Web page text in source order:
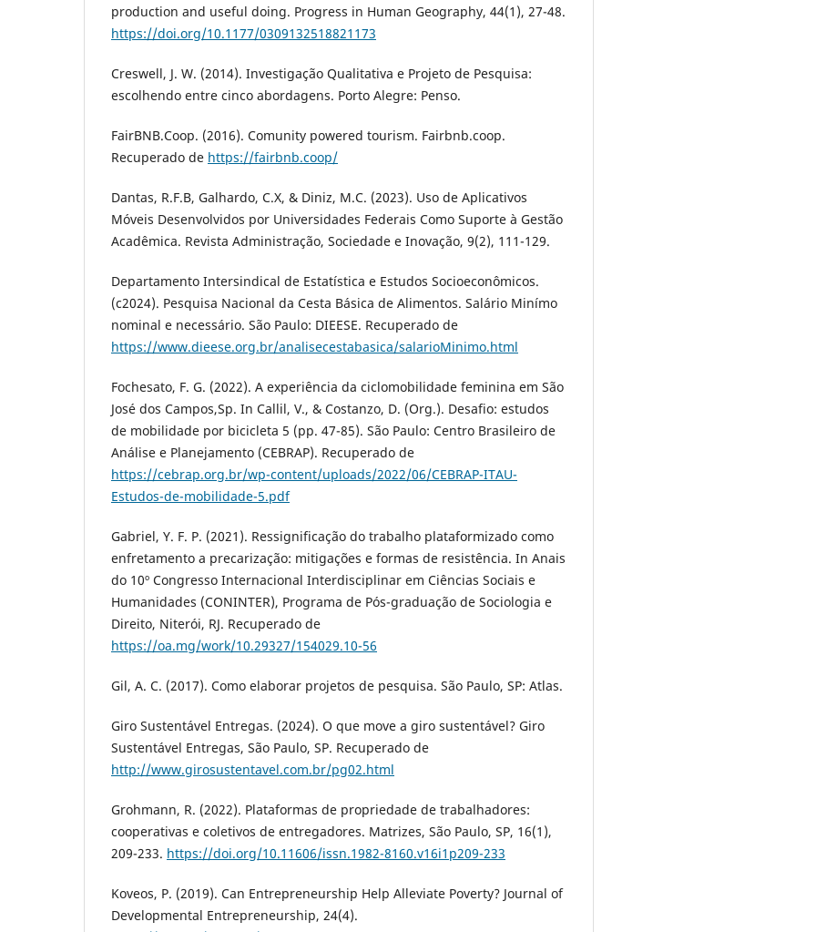
production and useful doing. Progress in Human Geography, 44(1), 27-48.
https://doi.org/10.1177/0309132518821173
Creswell, J. W. (2014). Investigação Qualitativa e Projeto de Pesquisa:
escolhendo entre cinco abordagens. Porto Alegre: Penso.
FairBNB.Coop. (2016). Comunity powered tourism. Fairbnb.coop.
Recuperado de https://fairbnb.coop/
Dantas, R.F.B, Galhardo, C.X, & Diniz, M.C. (2023). Uso de Aplicativos
Móveis Desenvolvidos por Universidades Federais Como Suporte à Gestão
Acadêmica. Revista Administração, Sociedade e Inovação, 9(2), 111-129.
Departamento Intersindical de Estatística e Estudos Socioeconômicos.
(c2024). Pesquisa Nacional da Cesta Básica de Alimentos. Salário Minímo
nominal e necessário. São Paulo: DIEESE. Recuperado de
https://www.dieese.org.br/analisecestabasica/salarioMinimo.html
Fochesato, F. G. (2022). A experiência da ciclomobilidade feminina em São
José dos Campos,Sp. In Callil, V., & Costanzo, D. (Org.). Desafio: estudos
de mobilidade por bicicleta 5 (pp. 47-85). São Paulo: Centro Brasileiro de
Análise e Planejamento (CEBRAP). Recuperado de
https://cebrap.org.br/wp-content/uploads/2022/06/CEBRAP-ITAU-
Estudos-de-mobilidade-5.pdf
Gabriel, Y. F. P. (2021). Ressignificação do trabalho plataformizado como
enfretamento a precarização: mitigações e formas de resistência. In Anais
do 10º Congresso Internacional Interdisciplinar em Ciências Sociais e
Humanidades (CONINTER), Programa de Pós-graduação de Sociologia e
Direito, Niterói, RJ. Recuperado de
https://oa.mg/work/10.29327/154029.10-56
Gil, A. C. (2017). Como elaborar projetos de pesquisa. São Paulo, SP: Atlas.
Giro Sustentável Entregas. (2024). O que move a giro sustentável? Giro
Sustentável Entregas, São Paulo, SP. Recuperado de
http://www.girosustentavel.com.br/pg02.html
Grohmann, R. (2022). Plataformas de propriedade de trabalhadores:
cooperativas e coletivos de entregadores. Matrizes, São Paulo, SP, 16(1),
209-233. https://doi.org/10.11606/issn.1982-8160.v16i1p209-233
Koveos, P. (2019). Can Entrepreneurship Help Alleviate Poverty? Journal of
Developmental Entrepreneurship, 24(4).